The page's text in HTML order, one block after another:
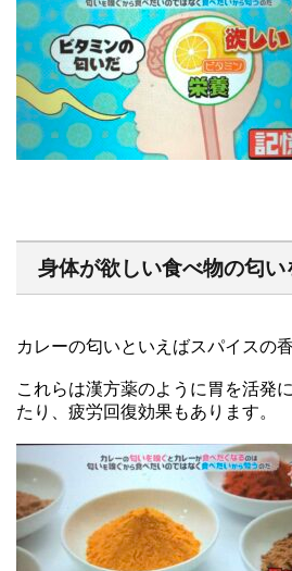
身体が欲しい食べ物の匂い
カレーの匂いといえばスパイスの
これらは漢方薬のように胃を活発
たり、疲労回復効果もあります。